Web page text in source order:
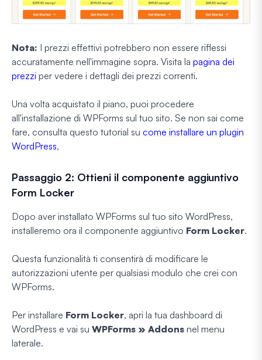
Nota: I prezzi effettivi potrebbero non essere riflessi
accuratamente nell'immagine sopra. Visita la pagina dei
prezzi per vedere i dettagli dei prezzi correnti.
Una volta acquistato il piano, puoi procedere
all'installazione di WPForms sul tuo sito. Se non sai come
fare, consulta questo tutorial su come installare un plugin
WordPress,
Passaggio 2: Ottieni il componente aggiuntivo
Form Locker
Dopo aver installato WPForms sul tuo sito WordPress,
installeremo ora il componente aggiuntivo Form Locker.
Questa funzionalità ti consentirà di modificare le
autorizzazioni utente per qualsiasi modulo che crei con
WPForms.
Per installare Form Locker, apri la tua dashboard di
WordPress e vai su WPForms » Addons nel menu
laterale.